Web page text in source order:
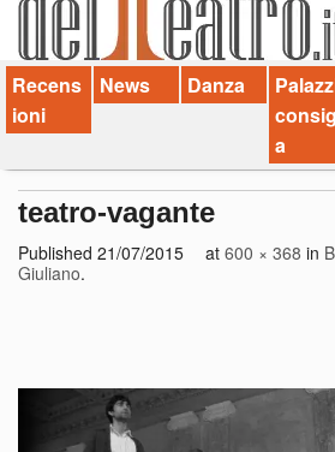
Contatti
dT in English
Recens
ioni
News Danza
a
teatro-vagante
Published 21/07/2015 at 600 × 368 in
Giuliano.